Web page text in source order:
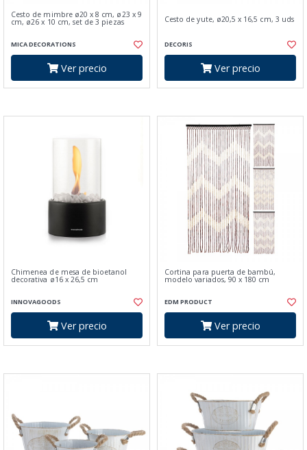
Cesto de mimbre ø20 x 8 cm, ø23 x 9
cm, ø26 x 10 cm, set de 3 piezas
MICA DECORATIONS
Ver precio
Cesto de yute, ø20,5 x 16,5 cm, 3 uds
DECORIS
Ver precio
Chimenea de mesa de bioetanol
decorativa ø16 x 26,5 cm
INNOVAGOODS
Ver precio
Cortina para puerta de bambú,
modelo variados, 90 x 180 cm
EDM PRODUCT
Ver precio